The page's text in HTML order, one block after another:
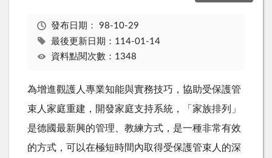
發布日期： 98-10-29
最後更新日期：114-01-14
資料點閱次數：1348
為增進觀護人專業知能與實務技巧，協助受保護管
束人家庭重建，開發家庭支持系統，「家族排列」
是德國最新興的管理、教練方式，是一種非常有效
的方式，可以在極短時間內取得受保護管束人的深